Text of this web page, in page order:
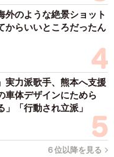
ナーズ事務所を開所
相続問題に携わると
導にも尽力してい
外のような絶景ショット
からいいところだったん
実力派歌手、熊本へ支援
体デザインにためら
「行動され立派」
６位以降を見る